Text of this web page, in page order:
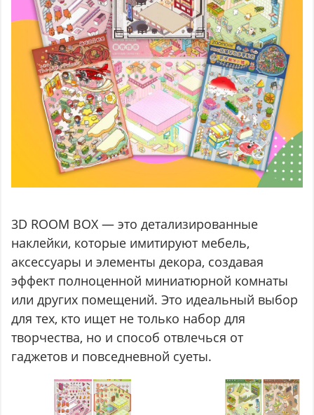
3D ROOM BOX — это детализированные
наклейки, которые имитируют мебель,
аксессуары и элементы декора, создавая
эффект полноценной миниатюрной комнаты
или других помещений. Это идеальный выбор
для тех, кто ищет не только набор для
творчества, но и способ отвлечься от
гаджетов и повседневной суеты.